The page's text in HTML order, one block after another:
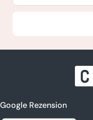
Google Rezension